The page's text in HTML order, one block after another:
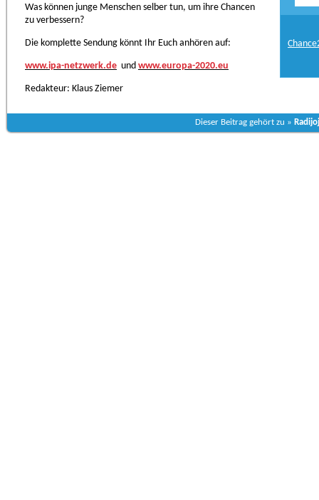
Was können junge Menschen selber tun, um ihre Chancen
zu verbessern?
Die komplette Sendung könnt Ihr Euch anhören auf:
www.ipa-netzwerk.de und www.europa-2020.eu
Redakteur: Klaus Ziemer
Dieser Beitrag gehört zu »